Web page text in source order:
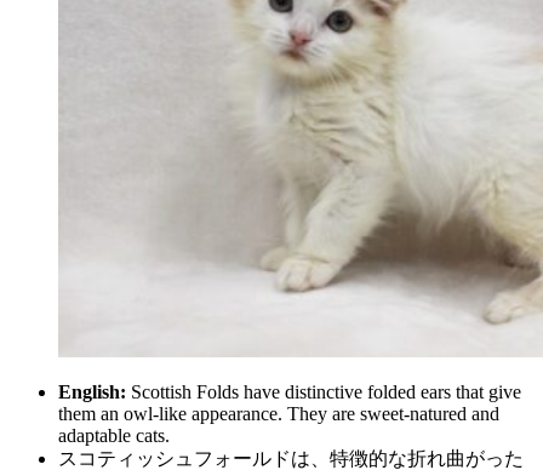
English: Scottish Folds have distinctive folded ears that give
them an owl-like appearance. They are sweet-natured and
adaptable cats.
スコティッシュフォールドは、特徴的な折れ曲がった